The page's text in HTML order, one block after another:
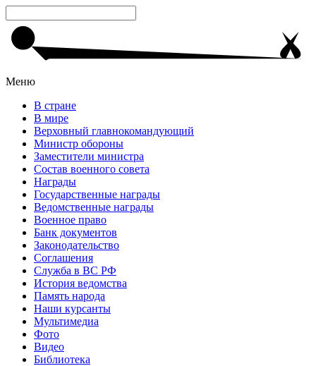
Меню
В стране
В мире
Верховный главнокомандующий
Министр обороны
Заместители министра
Состав военного совета
Награды
Государственные награды
Ведомственные награды
Военное право
Банк документов
Законодательство
Соглашения
Служба в ВС РФ
История ведомства
Память народа
Наши курсанты
Мультимедиа
Фото
Видео
Библиотека